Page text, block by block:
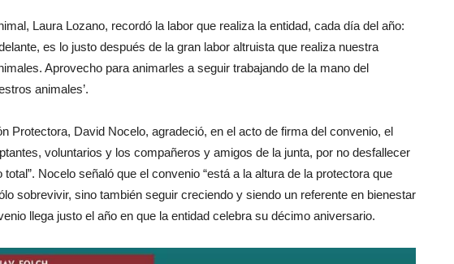
Laura Lozano, recordó la labor que realiza la entidad, cada día del año:
es lo justo después de la gran labor altruista que realiza nuestra
Aprovecho para animarles a seguir trabajando de la mano del
animales’.
Protectora, David Nocelo, agradeció, en el acto de firma del convenio, el
voluntarios y los compañeros y amigos de la junta, por no desfallecer
Nocelo señaló que el convenio “está a la altura de la protectora que
sobrevivir, sino también seguir creciendo y siendo un referente en bienestar
llega justo el año en que la entidad celebra su décimo aniversario.